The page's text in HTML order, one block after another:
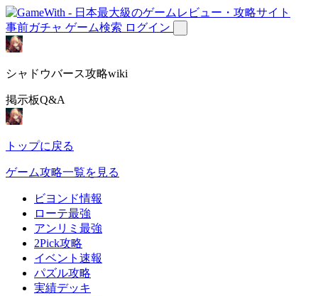
事前ガチャ ゲーム検索 ログイン
シャドウバース攻略wiki
掲示板Q&A
トップに戻る
ゲーム攻略一覧を見る
ビヨンド情報
ローテ最強
アンリミ最強
2Pick攻略
イベント速報
パズル攻略
実績デッキ